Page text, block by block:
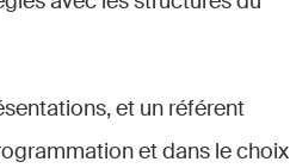
et un référent
et dans le choix